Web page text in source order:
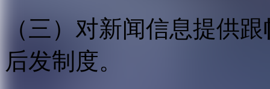
（三）对新闻信息提供
后发制度。